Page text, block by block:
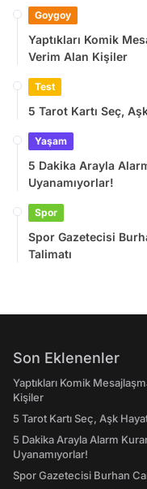
Goygoy
Yaptıkları Komik
Verim Alan Kişiler
Test
5 Tarot Kartı Seç,
Yaşam
5 Dakika Arayla
Uyanamıyorlar!
Spor
Spor Gazetecisi
Talimatı
Son Eklenenler
Yaptıkları Komik
Kişiler
5 Tarot Kartı Seç, Aşk
5 Dakika Arayla Alarm
Uyanamıyorlar!
Spor Gazetecisi Burhan